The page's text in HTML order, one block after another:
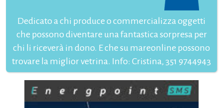
Dedicato a chi produce o commercializza oggetti
che possono diventare una fantastica sorpresa per
chi li riceverà in dono. E che su mareonline possono
trovare la miglior vetrina. Info: Cristina, 351 9744943